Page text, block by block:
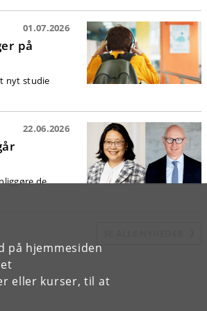
hjemmesiden
eller kurser, til at
01.07.2026
på
nyt studie
22.06.2026
de